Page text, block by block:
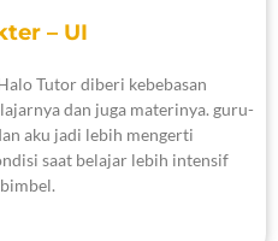
– UI
Tutor diberi kebebasan
dan juga materinya. guru-
aku jadi lebih mengerti
saat belajar lebih intensif